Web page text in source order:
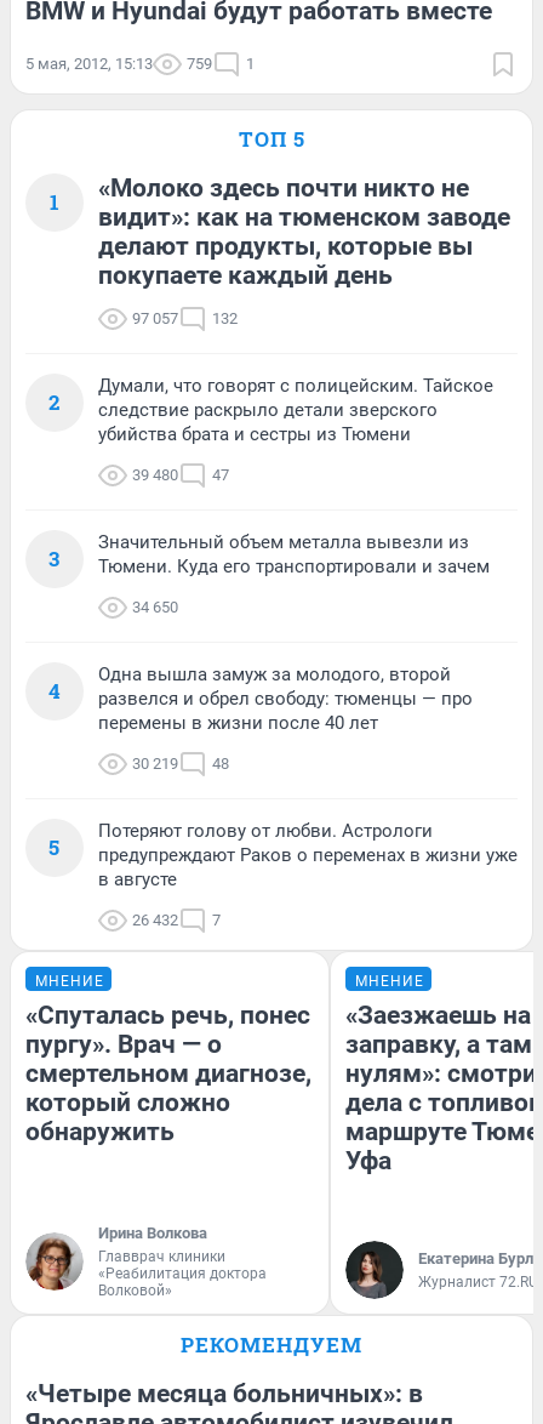
BMW и Hyundai будут работать вместе
5 мая, 2012, 15:13 759 1
ТОП 5
1
«Молоко здесь почти никто не
видит»: как на тюменском заводе
делают продукты, которые вы
покупаете каждый день
97 057 132
2
Думали, что говорят с полицейским. Тайское
следствие раскрыло детали зверского
убийства брата и сестры из Тюмени
39 480 47
3
Значительный объем металла вывезли из
Тюмени. Куда его транспортировали и зачем
34 650
4
Одна вышла замуж за молодого, второй
развелся и обрел свободу: тюменцы — про
перемены в жизни после 40 лет
30 219 48
5
Потеряют голову от любви. Астрологи
предупреждают Раков о переменах в жизни уже
в августе
26 432 7
МНЕНИЕ
«Спуталась речь, понес
пургу». Врач — о
смертельном диагнозе,
который сложно
обнаружить
Ирина Волкова
Главврач клиники
«Реабилитация доктора
Волковой»
МНЕНИЕ
«Заезжаешь на
заправку, а там
нулям»:
дела с
маршруте
Уфа
Екатерина
Журналист 72.RU
РЕКОМЕНДУЕМ
«Четыре месяца больничных»: в